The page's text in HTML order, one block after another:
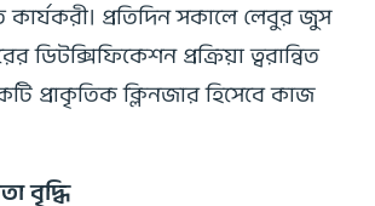
প্রতিদিন সকালে লেবুর জুস
ডিটক্সিফিকেশন প্রক্রিয়া ত্বরান্বিত
প্রাকৃতিক ক্লিনজার হিসেবে কাজ
বৃদ্ধি